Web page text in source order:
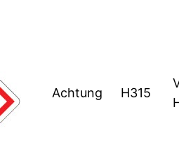
Achtung H315